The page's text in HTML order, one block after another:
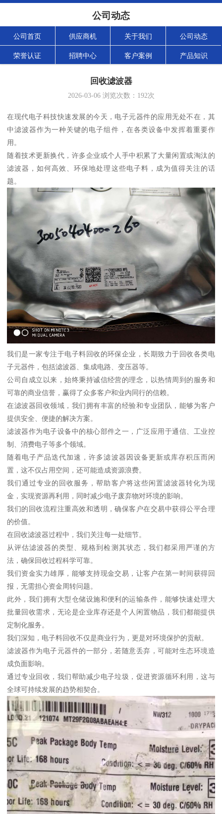
公司动态
公司首页 供应商机 关于我们 公司动态
荣誉认证 招聘中心 客户案例 产品知识
回收滤波器
2026-03-06浏览次数： 192次
在现代电子科技快速发展的今天，电子元器件的应用无处不在，其
中滤波器作为一种关键的电子组件，在各类设备中发挥着重要作
用。
随着技术更新换代，许多企业或个人手中积累了大量闲置或淘汰的
滤波器，如何高效、环保地处理这些电子料，成为值得关注的话
题。
我们是一家专注于电子料回收的环保企业，长期致力于回收各类电
子元器件，包括滤波器、集成电路、变压器等。
公司自成立以来，始终秉持诚信经营的理念，以热情周到的服务和
可靠的商业信誉，赢得了众多客户和业内同行的信赖。
在滤波器回收领域，我们拥有丰富的经验和专业团队，能够为客户
提供安全、便捷的解决方案。
滤波器作为电子设备中的核心部件之一，广泛应用于通信、工业控
制、消费电子等多个领域。
随着电子产品迭代加速，许多滤波器因设备更新或库存积压而闲
置，这不仅占用空间，还可能造成资源浪费。
我们通过专业的回收服务，帮助客户将这些闲置滤波器转化为现
金，实现资源再利用，同时减少电子废弃物对环境的影响。
我们的回收流程注重高效和透明，确保客户在交易中获得公平合理
的价值。
在回收滤波器过程中，我们关注每一处细节。
从评估滤波器的类型、规格到检测其状态，我们都采用严谨的方
法，确保回收过程科学可靠。
我们资金实力雄厚，能够支持现金交易，让客户在第一时间获得回
报，无需担心资金周转问题。
此外，我们拥有大型仓储设施和便利的运输条件，能够快速处理大
批量回收需求，无论是企业库存还是个人闲置物品，我们都能提供
定制化服务。
我们深知，电子料回收不仅是商业行为，更是对环境保护的贡献。
滤波器作为电子元器件的一部分，若随意丢弃，可能对生态环境造
成负面影响。
通过专业回收，我们帮助减少电子垃圾，促进资源循环利用，这与
全球可持续发展的趋势相契合。